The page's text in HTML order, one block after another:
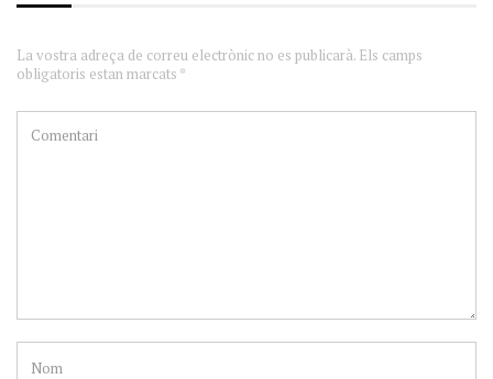
La vostra adreça de correu electrònic no es publicarà. Els camps
obligatoris estan marcats *